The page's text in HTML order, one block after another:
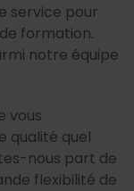
service pour
formation.
notre équipe
vous
qualité quel
nous part de
flexibilité de